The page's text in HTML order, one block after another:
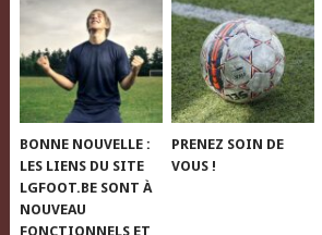
BONNE NOUVELLE :
LES LIENS DU SITE
LGFOOT.BE SONT À
NOUVEAU
FONCTIONNELS ET
PRENEZ SOIN DE
VOUS !